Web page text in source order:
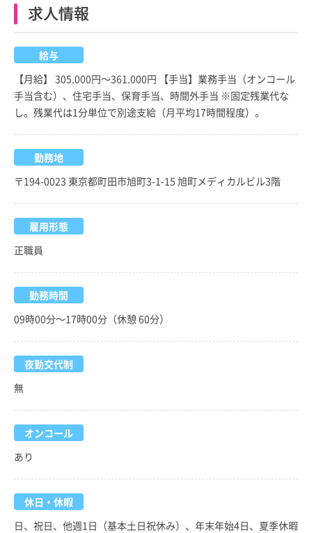
求人情報
給与
【月給】 305,000円～361,000円 【手当】業務手当（オンコール
手当含む）、住宅手当、保育手当、時間外手当 ※固定残業代な
し。残業代は1分単位で別途支給（月平均17時間程度）。
勤務地
〒194-0023 東京都町田市旭町3-1-15 旭町メディカルビル3階
雇用形態
正職員
勤務時間
09時00分～17時00分（休憩 60分）
夜勤交代制
無
オンコール
あり
休日・休暇
日、祝日、他週1日（基本土日祝休み）、年末年始4日、夏季休暇